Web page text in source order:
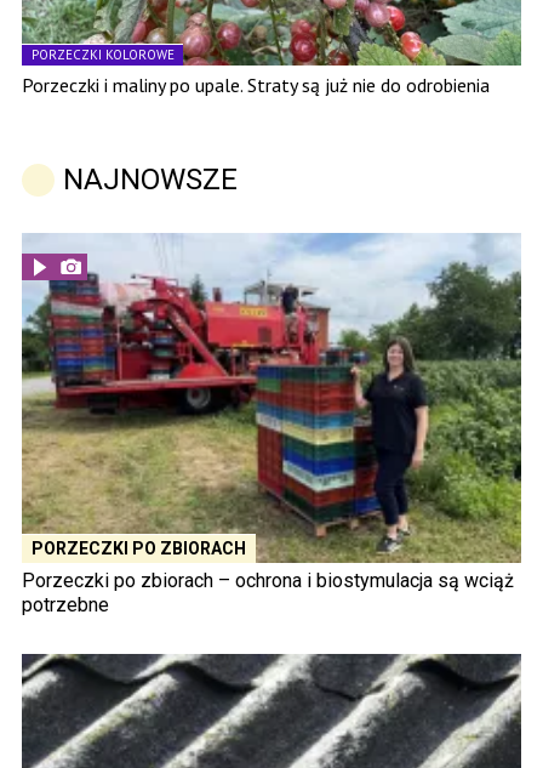
PORZECZKI KOLOROWE
Porzeczki i maliny po upale. Straty są już nie do odrobienia
NAJNOWSZE
PORZECZKI PO ZBIORACH
Porzeczki po zbiorach – ochrona i biostymulacja są wciąż
potrzebne